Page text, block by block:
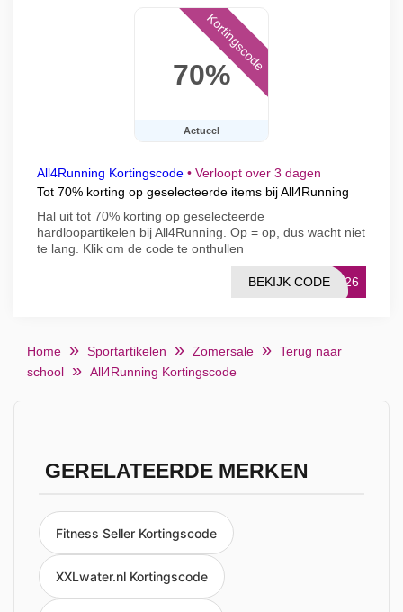
70%
Actueel
Kortingscode
All4Running Kortingscode • Verloopt over 3 dagen
Tot 70% korting op geselecteerde items bij All4Running
Hal uit tot 70% korting op geselecteerde
hardloopartikelen bij All4Running. Op = op, dus wacht niet
te lang. Klik om de code te onthullen
OU26
BEKIJK CODE
Home Sportartikelen Zomersale
Terug naar
school
All4Running Kortingscode
GERELATEERDE MERKEN
Fitness Seller Kortingscode
XXLwater.nl Kortingscode